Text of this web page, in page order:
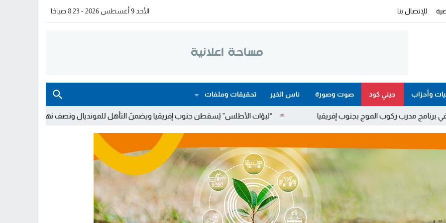
للإتصال بنا الأحد 9 أغسطس 2026 - 8:23 صباحًا
وأحزاب جيني كود صوت وصورة ناس الخير تحقيقات وملفات
“لبؤات الأطلس” يُسقطن جنوب إفريقيا ويضمنّ التأهل للمونديال ونصف نهائي “الكان” لوحات الترقيم الموج بجنوب إفريقيا